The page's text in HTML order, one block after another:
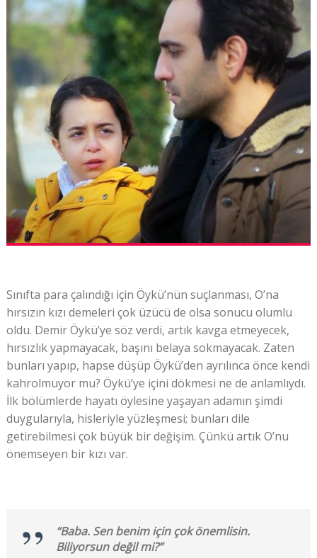
Sınıfta para çalındığı için Öykü’nün suçlanması, O’na
hırsızın kızı demeleri çok üzücü de olsa sonucu olumlu
oldu. Demir Öykü’ye söz verdi, artık kavga etmeyecek,
hırsızlık yapmayacak, başını belaya sokmayacak. Zaten
bunları yapıp, hapse düşüp Öykü’den ayrılınca önce kendi
kahrolmuyor mu? Öykü’ye içini dökmesi ne de anlamlıydı.
İlk bölümlerde hayatı öylesine yaşayan adamın şimdi
duygularıyla, hisleriyle yüzleşmesi; bunları dile
getirebilmesi çok büyük bir değişim. Çünkü artık O’nu
önemseyen bir kızı var.
“Baba. Sen benim için çok önemlisin.
Biliyorsun değil mi?”